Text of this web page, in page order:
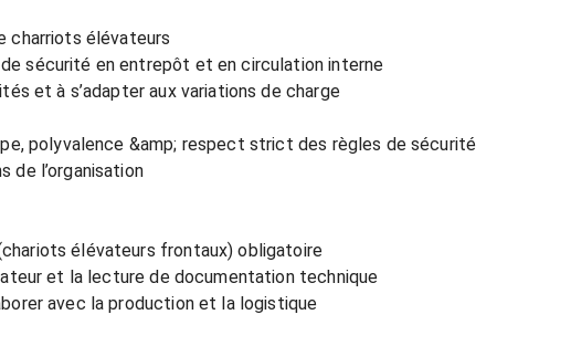
charriots élévateurs
sécurité en entrepôt et en circulation interne
et à s’adapter aux variations de charge
polyvalence &amp; respect strict des règles de sécurité
de l’organisation
élévateurs frontaux) obligatoire
et la lecture de documentation technique
avec la production et la logistique